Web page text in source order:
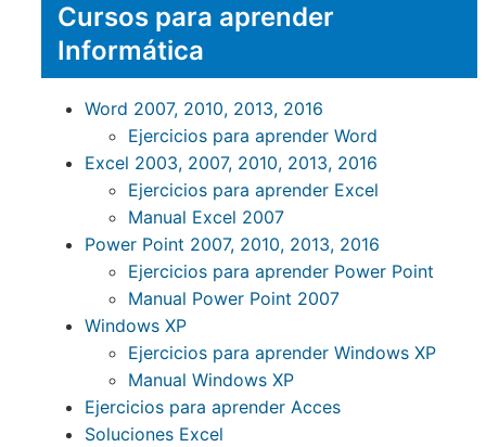
Cursos para aprender
Informática
Word 2007, 2010, 2013, 2016
Ejercicios para aprender Word
Excel 2003, 2007, 2010, 2013, 2016
Ejercicios para aprender Excel
Manual Excel 2007
Power Point 2007, 2010, 2013, 2016
Ejercicios para aprender Power Point
Manual Power Point 2007
Windows XP
Ejercicios para aprender Windows XP
Manual Windows XP
Ejercicios para aprender Acces
Soluciones Excel